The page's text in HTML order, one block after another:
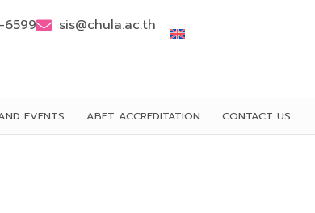
6599 sis@chula.ac.th
EVENTS ABET ACCREDITATION CONTACT US